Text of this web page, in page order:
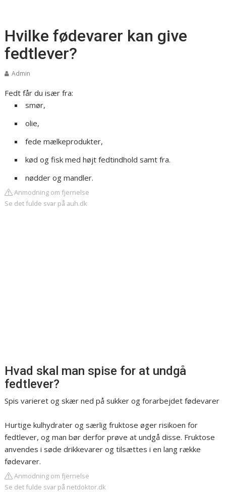
Hvilke fødevarer kan give
fedtlever?
Admin
Fedt får du især fra:
smør,
olie,
fede mælkeprodukter,
kød og fisk med højt fedtindhold samt fra.
nødder og mandler.
Anmodning om fjernelse
Se det fulde svar på auh.dk
Hvad skal man spise for at undgå
fedtlever?
Spis varieret og skær ned på sukker og forarbejdet fødevarer
Hurtige kulhydrater og særlig fruktose øger risikoen for
fedtlever, og man bør derfor prøve at undgå disse. Fruktose
anvendes i søde drikkevarer og tilsættes i en lang række
fødevarer.
Anmodning om fjernelse
Se det fulde svar på netdoktor.dk